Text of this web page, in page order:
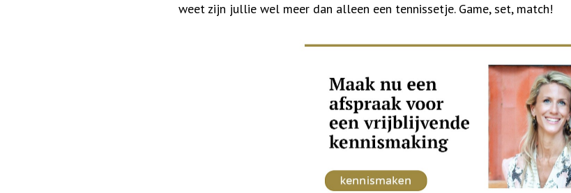
weet zijn jullie wel meer dan alleen een tennissetje. Game, set, match!